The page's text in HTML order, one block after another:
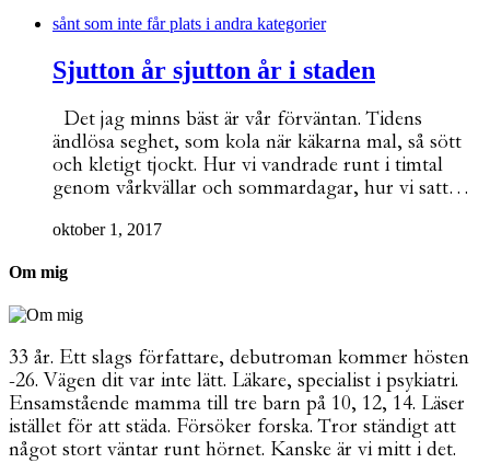
sånt som inte får plats i andra kategorier
Sjutton år sjutton år i staden
Det jag minns bäst är vår förväntan. Tidens
ändlösa seghet, som kola när käkarna mal, så sött
och kletigt tjockt. Hur vi vandrade runt i timtal
genom vårkvällar och sommardagar, hur vi satt…
oktober 1, 2017
Om mig
33 år. Ett slags författare, debutroman kommer hösten
-26. Vägen dit var inte lätt. Läkare, specialist i psykiatri.
Ensamstående mamma till tre barn på 10, 12, 14. Läser
istället för att städa. Försöker forska. Tror ständigt att
något stort väntar runt hörnet. Kanske är vi mitt i det.